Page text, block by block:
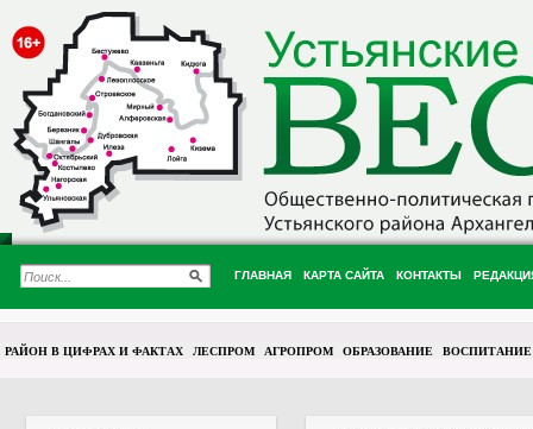
ГЛАВНАЯ КАРТА САЙТА КОНТАКТЫ
РАЙОН В ЦИФРАХ И ФАКТАХ ЛЕСПРОМ АГРОПРОМ ОБРАЗОВАНИЕ ВОСПИТАНИЕ